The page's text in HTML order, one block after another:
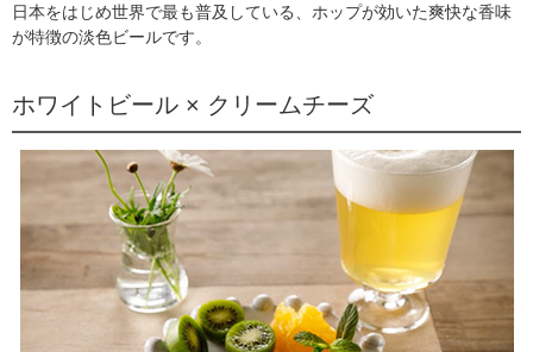
日本をはじめ世界で最も普及している、ホップが効いた爽快な香味
が特徴の淡色ビールです。
ホワイトビール × クリームチーズ